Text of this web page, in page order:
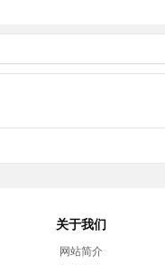
关于我们
网站简介